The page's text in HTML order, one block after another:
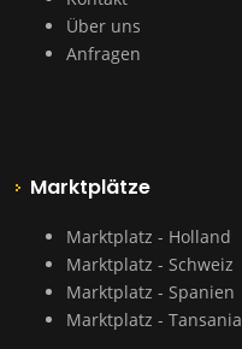
Über uns
Anfragen
Marktplätze
Marktplatz - Holland
Marktplatz - Schweiz
Marktplatz - Spanien
Marktplatz - Tansania